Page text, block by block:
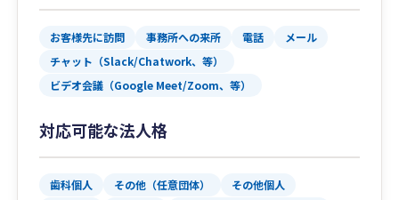
お客様先に訪問 事務所への来所 電話
メール
チャット（Slack/Chatwork、等）
ビデオ会議（Google Meet/Zoom、等）
対応可能な法人格
歯科個人 その他（任意団体）
その他個人